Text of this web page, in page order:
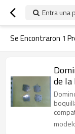
Entra una
Se Encontraron 1
de la